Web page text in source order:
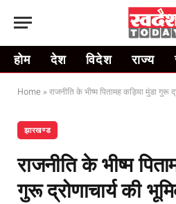
होम देश विदेश राज्य
Home »राजनीति के भीष्म पितामह कड़िया मुंडा गुरू
झारखण्ड
राजनीति के भीष्म
गुरू द्रोणाचार्य की